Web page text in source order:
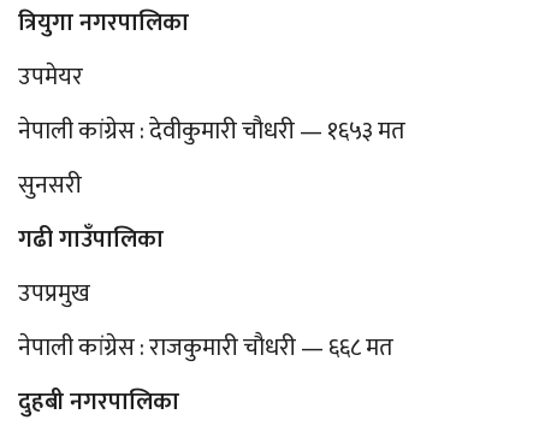
त्रियुगा नगरपालिका
उपमेयर
नेपाली कांग्रेस : देवीकुमारी चौधरी — १६५३ मत
सुनसरी
गढी गाउँपालिका
उपप्रमुख
नेपाली कांग्रेस : राजकुमारी चौधरी — ६६८ मत
दुहबी नगरपालिका